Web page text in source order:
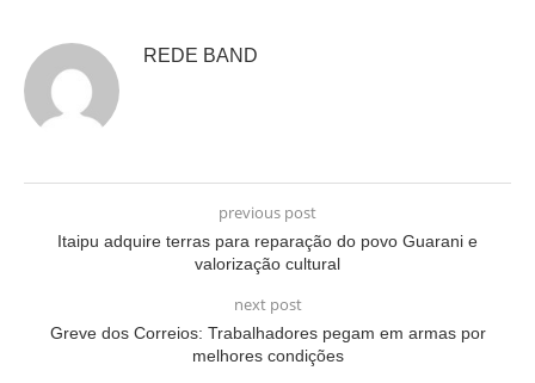
REDE BAND
previous post
Itaipu adquire terras para reparação do povo Guarani e
valorização cultural
next post
Greve dos Correios: Trabalhadores pegam em armas por
melhores condições